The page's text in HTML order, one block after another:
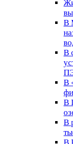
В
В
В
В
В
В